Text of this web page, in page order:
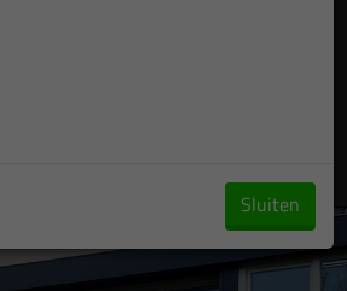
Sluiten